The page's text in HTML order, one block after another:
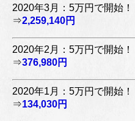
2020年3月：5万円で開始！
⇒2,259,140円
2020年2月：5万円で開始！
⇒376,980円
2020年1月：5万円で開始！
⇒134,030円